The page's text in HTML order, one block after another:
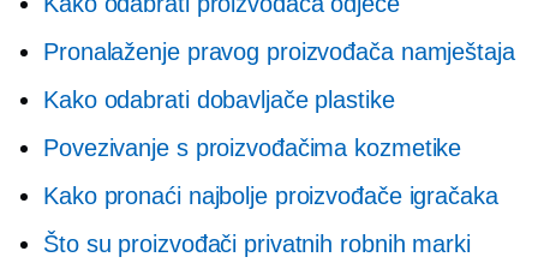
Pronalaženje pravog proizvođača namještaja
Kako odabrati dobavljače plastike
Povezivanje s proizvođačima kozmetike
Kako pronaći najbolje proizvođače igračaka
Što su proizvođači privatnih robnih marki